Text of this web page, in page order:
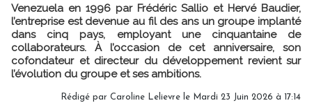
Venezuela en 1996 par Frédéric Sallio et Hervé Baudier,
l’entreprise est devenue au fil des ans un groupe implanté
dans cinq pays, employant une cinquantaine de
collaborateurs. À l’occasion de cet anniversaire, son
cofondateur et directeur du développement revient sur
l’évolution du groupe et ses ambitions.
Rédigé par Caroline Lelievre le Mardi 23 Juin 2026 à 17:14